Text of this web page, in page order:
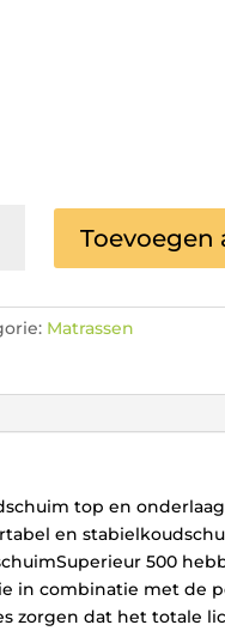
Matrassen
top en
en
500
in combinatie met de
zorgen dat het totale